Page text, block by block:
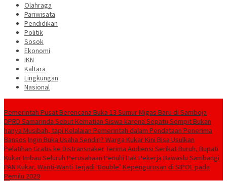
Olahraga
Pariwisata
Pendidikan
Politik
Sosok
Ekonomi
IKN
Kaltara
Lingkungan
Nasional
Pemerintah Pusat Berencana Buka 13 Sumur Migas Baru di Samboja
DPRD Samarinda Sebut Kematian Siswa karena Sepatu Sempit Bukan
hanya Musibah, tapi Kelalaian Pemerintah dalam Pendataan Penerima
Bansos Ingin Buka Usaha Sendiri? Warga Kukar Kini Bisa Usulkan
Pelatihan Gratis ke DistransnakerTerima Audiensi Serikat Buruh, Bupati
Kukar Imbau Seluruh Perusahaan Penuhi Hak Pekerja Bawaslu Sambangi
PAN Kukar, Wanti-Wanti Terjadi ‘Double’ Kepengurusan di SIPOL pada
Pemilu 2029